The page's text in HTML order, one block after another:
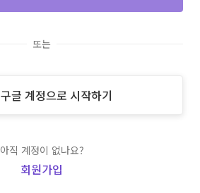
또는
구글 계정으로 시작하기
아직 계정이 없나요?
회원가입